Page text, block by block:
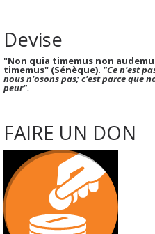
Devise
"Non quia timemus non
timemus" (Sénèque). "Ce n'est
nous n'osons pas; c'est parce que
peur".
FAIRE UN DON